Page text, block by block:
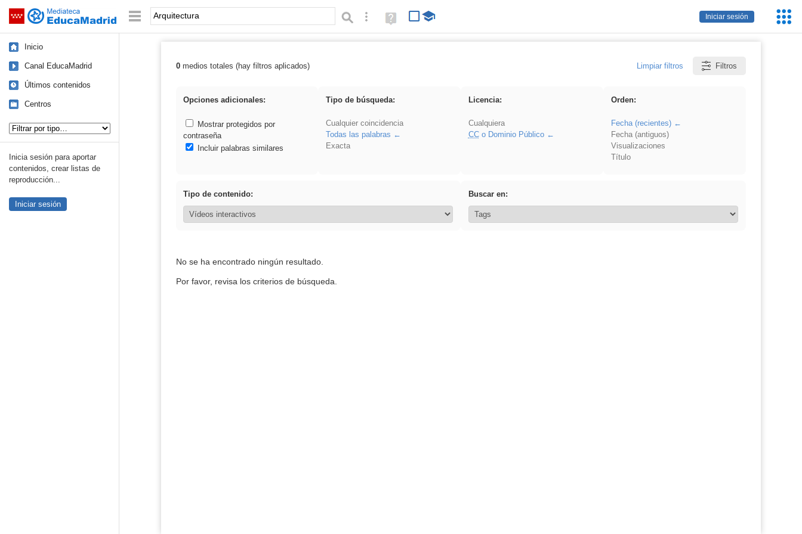
Saltar navegación
Iniciar sesión
Palabra o frase: Búsqueda avanzada
Ayuda
(en
Inicio
Canal EducaMadrid
Últimos contenidos
Centros
Inicia sesión para aportar
contenidos, crear listas de
reproducción...
Iniciar sesión
Resultados de: Arquitectura
0medios totales (hay filtros aplicados) Limpiar filtros Filtros
Opciones adicionales:
Mostrar protegidos por
contraseña
Incluir palabras similares
Tipo de búsqueda:
Cualquier coincidencia
Todas las palabras
Exacta
Licencia:
Cualquiera
CCo Dominio Público
Orden:
Fecha (recientes)
Fecha (antiguos)
Visualizaciones
Título
Tipo de contenido: Buscar en:
No se ha encontrado ningún resultado.
Por favor, revisa los criterios de búsqueda.